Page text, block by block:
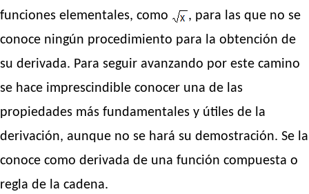
funciones elementales, como
, para las que no se
conoce ningún procedimiento para la obtención de
su derivada. Para seguir avanzando por este camino
se hace imprescindible conocer una de las
propiedades más fundamentales y útiles de la
derivación, aunque no se hará su demostración. Se la
conoce como derivada de una función compuesta o
regla de la cadena.